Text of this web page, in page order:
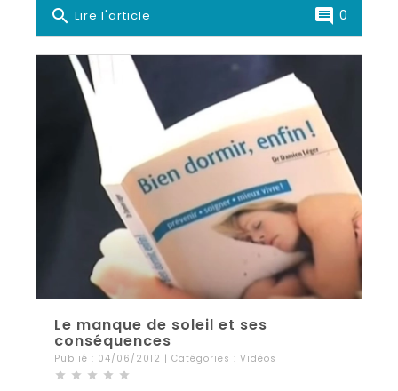
search Lire l'article comment 0
Le manque de soleil et ses
conséquences
Publié : 04/06/2012 | Catégories : Vidéos
star star star star star